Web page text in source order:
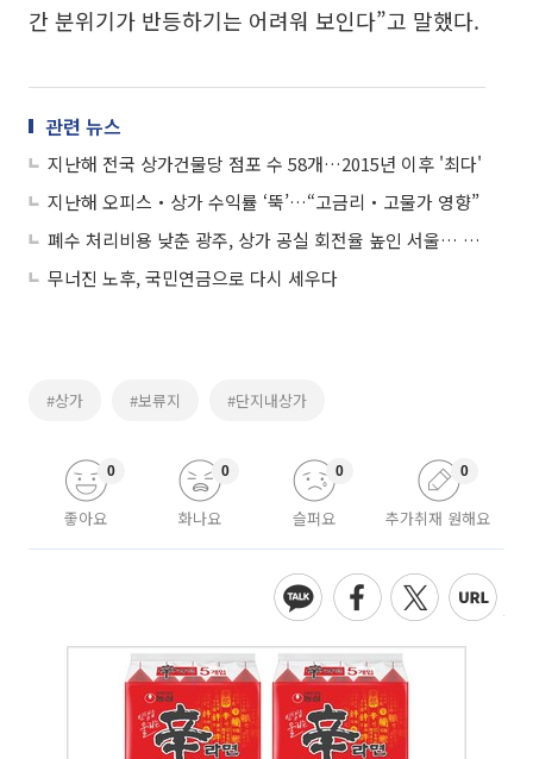
간 분위기가 반등하기는 어려워 보인다”고 말했다.
관련 뉴스
지난해 전국 상가건물당 점포 수 58개…2015년 이후 '최다'
지난해 오피스‧상가 수익률 ‘뚝’…“고금리‧고물가 영향”
폐수 처리비용 낮춘 광주, 상가 공실 회전율 높인 서울… 행안부 "규제혁신 우수사례"
무너진 노후, 국민연금으로 다시 세우다
#상가 #보류지 #단지내상가
좋아요
0
화나요
0
슬퍼요
0
추가취재 원해요
0